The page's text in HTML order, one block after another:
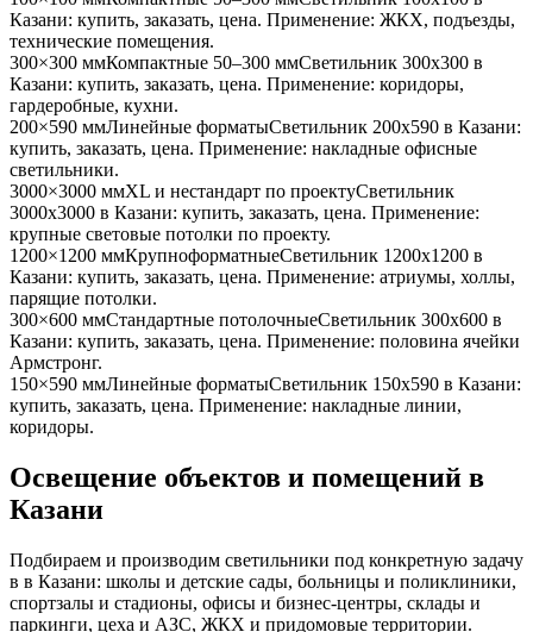
Казани: купить, заказать, цена. Применение: ЖКХ, подъезды,
технические помещения.
300×300 ммКомпактные 50–300 ммСветильник 300x300 в
Казани: купить, заказать, цена. Применение: коридоры,
гардеробные, кухни.
200×590 ммЛинейные форматыСветильник 200x590 в Казани:
купить, заказать, цена. Применение: накладные офисные
светильники.
3000×3000 ммXL и нестандарт по проектуСветильник
3000x3000 в Казани: купить, заказать, цена. Применение:
крупные световые потолки по проекту.
1200×1200 ммКрупноформатныеСветильник 1200x1200 в
Казани: купить, заказать, цена. Применение: атриумы, холлы,
парящие потолки.
300×600 ммСтандартные потолочныеСветильник 300x600 в
Казани: купить, заказать, цена. Применение: половина ячейки
Армстронг.
150×590 ммЛинейные форматыСветильник 150x590 в Казани:
купить, заказать, цена. Применение: накладные линии,
коридоры.
Освещение объектов и помещений в
Казани
Подбираем и производим светильники под конкретную задачу
в в Казани: школы и детские сады, больницы и поликлиники,
спортзалы и стадионы, офисы и бизнес-центры, склады и
паркинги, цеха и АЗС, ЖКХ и придомовые территории.